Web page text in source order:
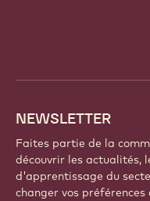
NEWSLETTER
Faites partie de la
découvrir les actualités,
d'apprentissage du
changer vos